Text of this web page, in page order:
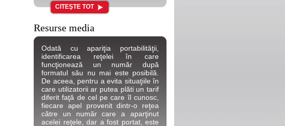
CITEŞTE TOT
Resurse media
Odată cu apariţia portabilităţii,
identificarea reţelei în care
funcţionează un număr după
formatul său nu mai este posibilă.
De aceea, pentru a evita situaţiile în
care utilizatorii ar putea plăti un tarif
diferit faţă de cel pe care îl cunosc,
fiecare apel provenit dintr-o reţea
către un număr care a aparţinut
acelei reţele, dar a fost portat, este